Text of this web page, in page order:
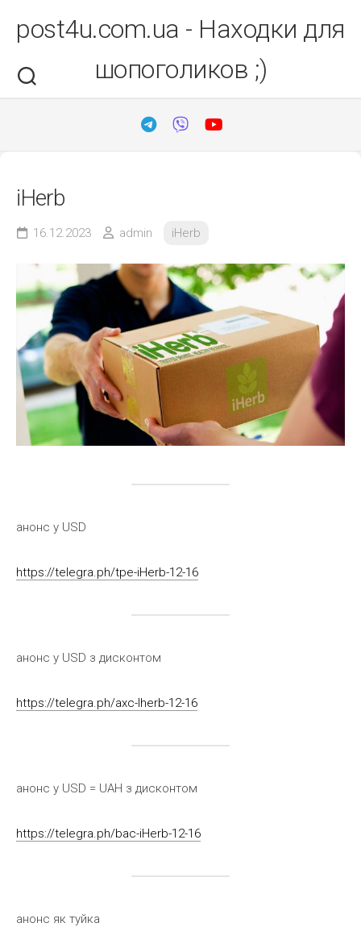
вмістуpost4u.com.ua - Находки для
шопоголиков ;)
iHerb
16.12.2023 admin iHerb
анонс у USD
https://telegra.ph/tpe-iHerb-12-16
анонс у USD з дисконтом
https://telegra.ph/axc-Iherb-12-16
анонс у USD = UAH з дисконтом
https://telegra.ph/bac-iHerb-12-16
анонс як туйка